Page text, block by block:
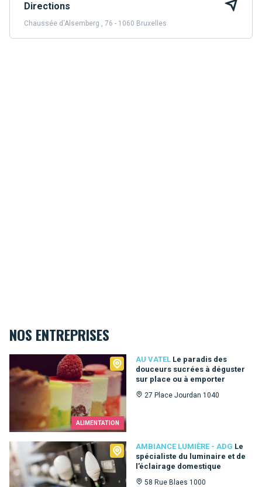
Directions
Chaussée d'Alsemberg , 76 - 1060 Bruxelles
NOS ENTREPRISES
ALIMENTATION
AU VATEL Le paradis des
douceurs sucrées à déguster
sur place ou à emporter
27 Place Jourdan 1040
AMBIANCE LUMIÈRE - ADG Le
spécialiste du luminaire et de
l’éclairage domestique
58 Rue Blaes 1000
Ambiance Lumière - ADG